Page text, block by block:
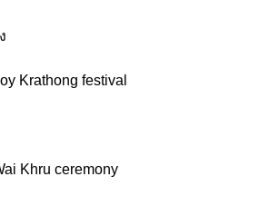
Krathong festival
Khru ceremony